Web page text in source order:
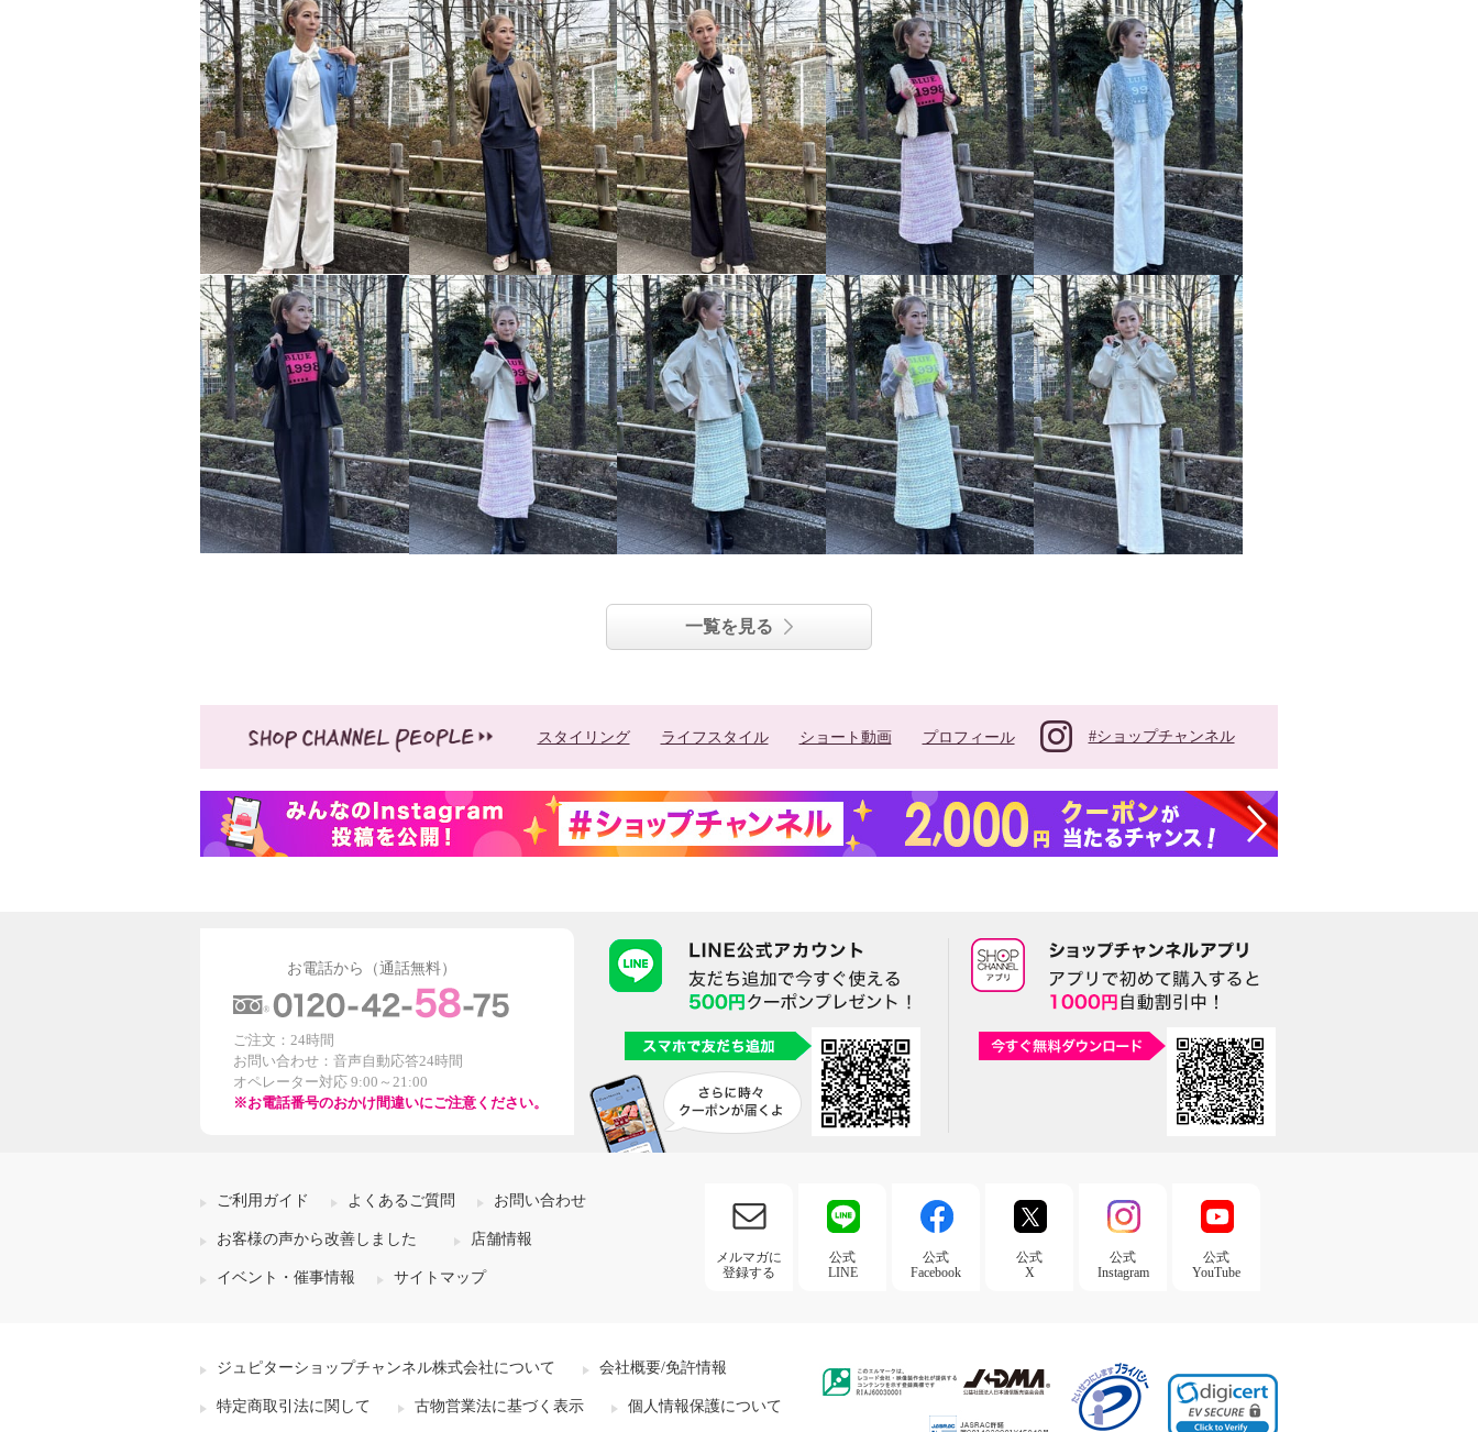
一覧を見る
スタイリング ライフスタイル ショート動画 プロフィール #ショップチャンネル
お電話から（通話無料）
ご注文：24時間
お問い合わせ：音声自動応答24時間
オペレーター対応 9:00～21:00
※お電話番号のおかけ間違いにご注意ください。
ご利用ガイド よくあるご質問 お問い合わせ
お客様の声から改善しました 店舗情報
イベント・催事情報 サイトマップ
メルマガに
登録する
公式
LINE
公式
Facebook
公式
X
公式
Instagram
公式
YouTube
ジュピターショップチャンネル株式会社について 会社概要/免許情報
特定商取引法に関して 古物営業法に基づく表示 個人情報保護について